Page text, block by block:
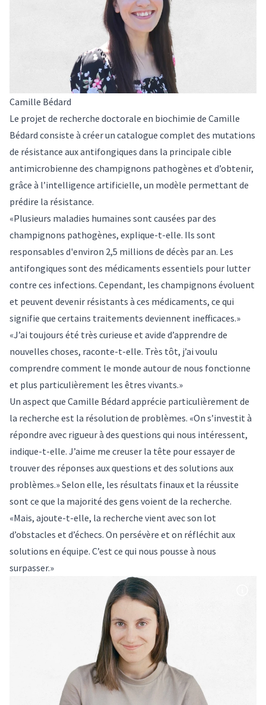
Camille Bédard
Le projet de recherche doctorale en biochimie de Camille
Bédard consiste à créer un catalogue complet des mutations
de résistance aux antifongiques dans la principale cible
antimicrobienne des champignons pathogènes et d’obtenir,
grâce à l’intelligence artificielle, un modèle permettant de
prédire la résistance.
«Plusieurs maladies humaines sont causées par des
champignons pathogènes, explique-t-elle. Ils sont
responsables d'environ 2,5 millions de décès par an. Les
antifongiques sont des médicaments essentiels pour lutter
contre ces infections. Cependant, les champignons évoluent
et peuvent devenir résistants à ces médicaments, ce qui
signifie que certains traitements deviennent inefficaces.»
«J’ai toujours été très curieuse et avide d’apprendre de
nouvelles choses, raconte-t-elle. Très tôt, j’ai voulu
comprendre comment le monde autour de nous fonctionne
et plus particulièrement les êtres vivants.»
Un aspect que Camille Bédard apprécie particulièrement de
la recherche est la résolution de problèmes. «On s’investit à
répondre avec rigueur à des questions qui nous intéressent,
indique-t-elle. J’aime me creuser la tête pour essayer de
trouver des réponses aux questions et des solutions aux
problèmes.» Selon elle, les résultats finaux et la réussite
sont ce que la majorité des gens voient de la recherche.
«Mais, ajoute-t-elle, la recherche vient avec son lot
d’obstacles et d’échecs. On persévère et on réfléchit aux
solutions en équipe. C’est ce qui nous pousse à nous
surpasser.»